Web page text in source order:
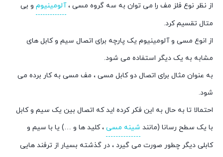
از نظر نوع فلز مف را می توان به سه گروه مسی ،آلومینیوم و بی
متال تقسیم کرد.
از انوع مسی و آلومینیوم یک پارچه برای اتصال سیم و کابل های
مشابه به یک دیگر استفاده می شود.
به عنوان مثال برای اتصال دو کابل مسی ، مف مسی به کار برده می
شود.
احتمالا تا به حال به این فکر کرده اید که اتصال بین یک سیم و کابل
با یک سطح رسانا (مانند شینه مسی ، کلید ها و …) یا با سیم و
کابلی دیگر چطور صورت می گیرد ، در گذشته بسیار از ترفند هایی